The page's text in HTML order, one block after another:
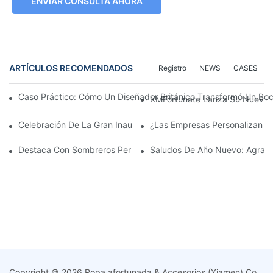
ARTÍCULOS RECOMENDADOS CASES
NEWS
Registro
Caso Práctico: Cómo Un Diseñador Británico Transformó Un
XMFortunate Lanza Su Nueva
Celebración De La Gran Inauguración Del Festival Del Año
¿Las Empresas Personalizan
Destaca Con Sombreros PersonalizadosSaludos De Año Nuevo: